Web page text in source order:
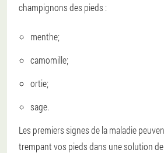
champignons des pieds :
menthe;
camomille;
ortie;
sage.
Les premiers signes de la maladie
trempant vos pieds dans une solution